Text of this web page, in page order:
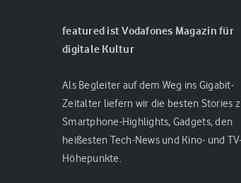
featured ist Vodafones Magazin für
digitale Kultur
Als Begleiter auf dem Weg ins Gigabit-
Zeitalter liefern wir die besten Stories
Smartphone-Highlights, Gadgets, den
heißesten Tech-News und Kino- und TV-
Höhepunkte.